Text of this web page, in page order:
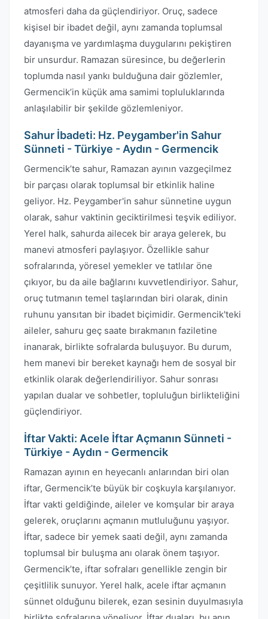
atmosferi daha da güçlendiriyor. Oruç, sadece
kişisel bir ibadet değil, aynı zamanda toplumsal
dayanışma ve yardımlaşma duygularını pekiştiren
bir unsurdur. Ramazan süresince, bu değerlerin
toplumda nasıl yankı bulduğuna dair gözlemler,
Germencik’in küçük ama samimi topluluklarında
anlaşılabilir bir şekilde gözlemleniyor.
Sahur İbadeti: Hz. Peygamber'in Sahur
Sünneti - Türkiye - Aydın - Germencik
Germencik’te sahur, Ramazan ayının vazgeçilmez
bir parçası olarak toplumsal bir etkinlik haline
geliyor. Hz. Peygamber'in sahur sünnetine uygun
olarak, sahur vaktinin geciktirilmesi teşvik ediliyor.
Yerel halk, sahurda ailecek bir araya gelerek, bu
manevi atmosferi paylaşıyor. Özellikle sahur
sofralarında, yöresel yemekler ve tatlılar öne
çıkıyor, bu da aile bağlarını kuvvetlendiriyor. Sahur,
oruç tutmanın temel taşlarından biri olarak, dinin
ruhunu yansıtan bir ibadet biçimidir. Germencik'teki
aileler, sahuru geç saate bırakmanın faziletine
inanarak, birlikte sofralarda buluşuyor. Bu durum,
hem manevi bir bereket kaynağı hem de sosyal bir
etkinlik olarak değerlendiriliyor. Sahur sonrası
yapılan dualar ve sohbetler, topluluğun birlikteliğini
güçlendiriyor.
İftar Vakti: Acele İftar Açmanın Sünneti -
Türkiye - Aydın - Germencik
Ramazan ayının en heyecanlı anlarından biri olan
iftar, Germencik’te büyük bir coşkuyla karşılanıyor.
İftar vakti geldiğinde, aileler ve komşular bir araya
gelerek, oruçlarını açmanın mutluluğunu yaşıyor.
İftar, sadece bir yemek saati değil, aynı zamanda
toplumsal bir buluşma anı olarak önem taşıyor.
Germencik’te, iftar sofraları genellikle zengin bir
çeşitlilik sunuyor. Yerel halk, acele iftar açmanın
sünnet olduğunu bilerek, ezan sesinin duyulmasıyla